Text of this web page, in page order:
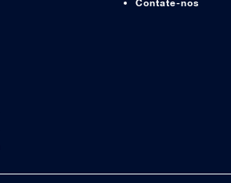
Contate-nos